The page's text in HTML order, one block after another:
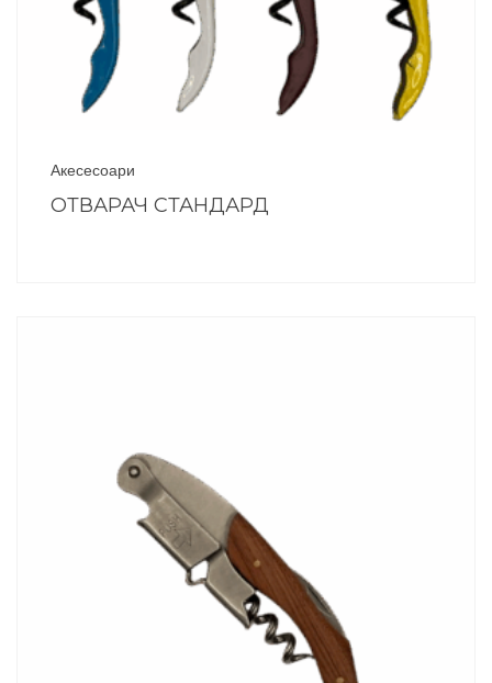
Акесесоари
ОТВАРАЧ СТАНДАРД